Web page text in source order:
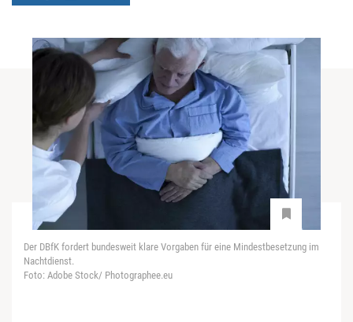
Der DBfK fordert bundesweit klare Vorgaben für eine Mindestbesetzung im
Nachtdienst.
Foto: Adobe Stock/ Photographee.eu